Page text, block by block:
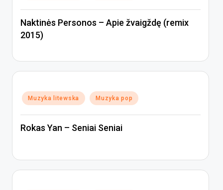
Naktinės Personos – Apie žvaigždę (remix
2015)
Posted
in
Muzyka litewska Muzyka pop
Rokas Yan – Seniai Seniai